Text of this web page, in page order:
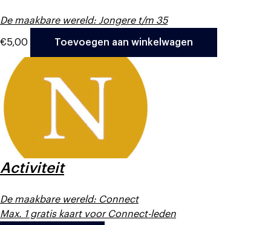
De maakbare wereld: Jongere t/m 35
€5,00 Toevoegen aan winkelwagen
Activiteit
De maakbare wereld: Connect
Max. 1 gratis kaart voor Connect-leden